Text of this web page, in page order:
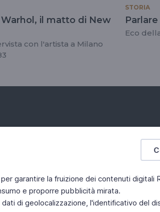
garantire la fruizione dei contenuti digitali
e proporre pubblicità mirata.
di geolocalizzazione, l'identificativo del
il matto di New
con l'artista a Milano
STORIA
Eco